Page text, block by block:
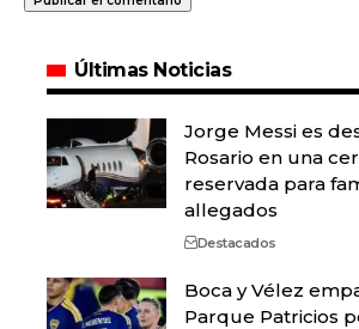
Últimas Noticias
Jorge Messi es
Rosario en una
reservada para
allegados
Destacados
Boca y Vélez
Parque Patricios